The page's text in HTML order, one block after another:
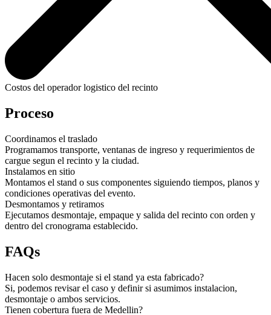
Costos del operador logistico del recinto
Proceso
Coordinamos el traslado
Programamos transporte, ventanas de ingreso y requerimientos de
cargue segun el recinto y la ciudad.
Instalamos en sitio
Montamos el stand o sus componentes siguiendo tiempos, planos y
condiciones operativas del evento.
Desmontamos y retiramos
Ejecutamos desmontaje, empaque y salida del recinto con orden y
dentro del cronograma establecido.
FAQs
Hacen solo desmontaje si el stand ya esta fabricado?
Si, podemos revisar el caso y definir si asumimos instalacion,
desmontaje o ambos servicios.
Tienen cobertura fuera de Medellin?